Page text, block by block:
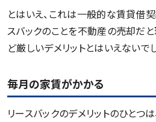
とはいえ、これは一般的な賃貸借
スバックのことを不動産の売却だ
ど厳しいデメリットとはいえないでし
毎月の家賃がかかる
リースバックのデメリットのひとつ